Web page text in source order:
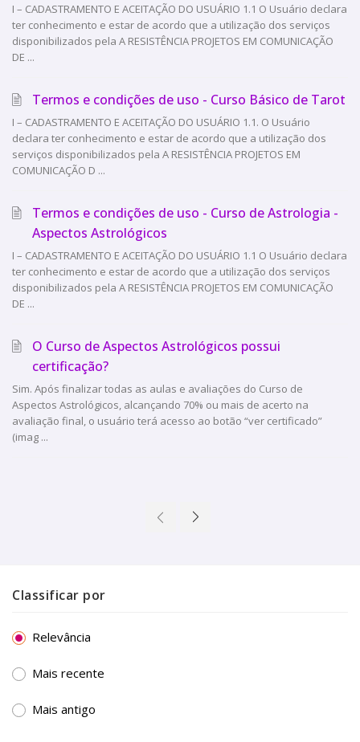
I – CADASTRAMENTO E ACEITAÇÃO DO USUÁRIO 1.1 O Usuário declara
ter conhecimento e estar de acordo que a utilização dos serviços
disponibilizados pela A RESISTÊNCIA PROJETOS EM COMUNICAÇÃO
DE ...
Termos e condições de uso - Curso Básico de Tarot
I – CADASTRAMENTO E ACEITAÇÃO DO USUÁRIO 1.1. O Usuário
declara ter conhecimento e estar de acordo que a utilização dos
serviços disponibilizados pela A RESISTÊNCIA PROJETOS EM
COMUNICAÇÃO D ...
Termos e condições de uso - Curso de Astrologia -
Aspectos Astrológicos
I – CADASTRAMENTO E ACEITAÇÃO DO USUÁRIO 1.1 O Usuário declara
ter conhecimento e estar de acordo que a utilização dos serviços
disponibilizados pela A RESISTÊNCIA PROJETOS EM COMUNICAÇÃO
DE ...
O Curso de Aspectos Astrológicos possui
certificação?
Sim. Após finalizar todas as aulas e avaliações do Curso de
Aspectos Astrológicos, alcançando 70% ou mais de acerto na
avaliação final, o usuário terá acesso ao botão “ver certificado”
(imag ...
Classificar por
Relevância
Mais recente
Mais antigo